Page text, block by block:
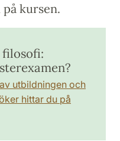
kursen.
filosofi:
utbildningen och
hittar du på